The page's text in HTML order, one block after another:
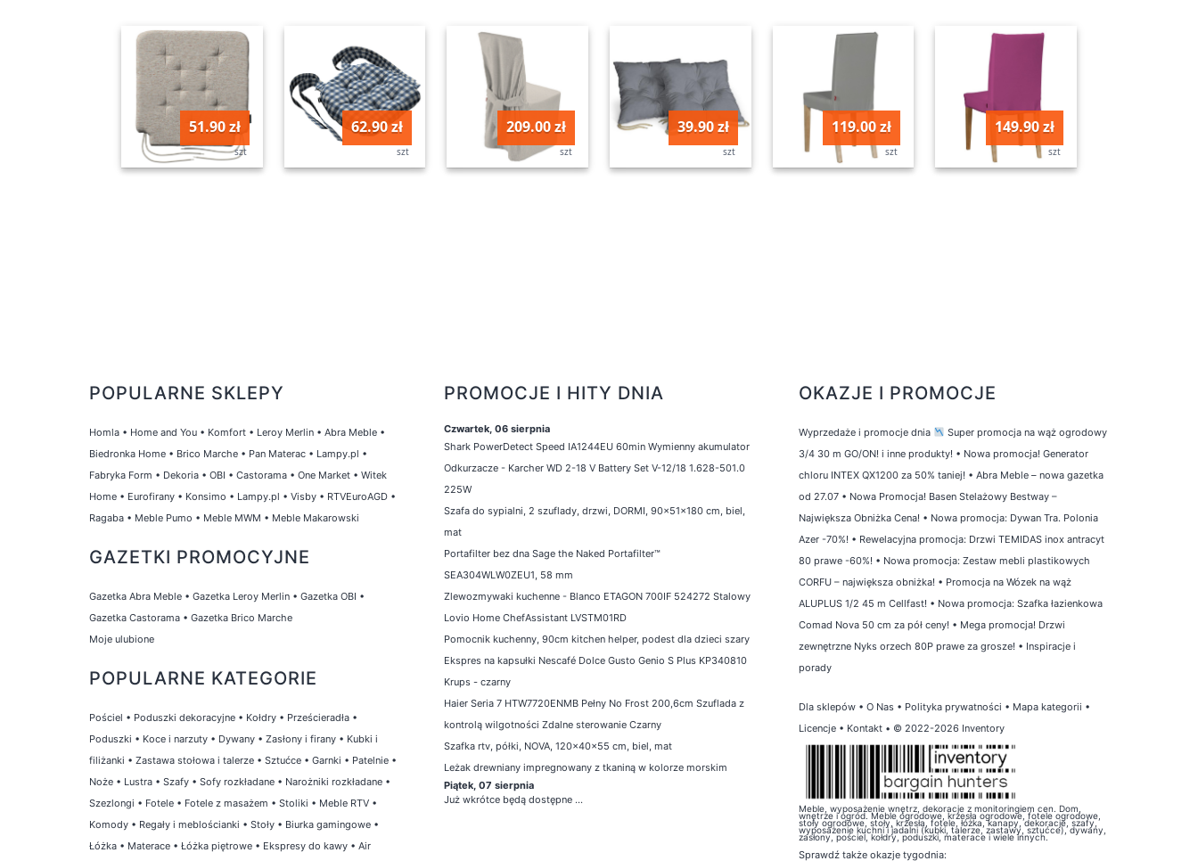
51.90 zł
szt
62.90 zł
szt
209.00 zł
szt
39.90 zł
szt
119.00 zł
szt
149.90 zł
szt
POPULARNE SKLEPY
Homla • Home and You • Komfort • Leroy Merlin • Abra Meble •
Biedronka Home • Brico Marche • Pan Materac • Lampy.pl •
Fabryka Form • Dekoria • OBI • Castorama • One Market • Witek
Home • Eurofirany • Konsimo • Lampy.pl • Visby • RTVEuroAGD •
Ragaba • Meble Pumo • Meble MWM • Meble Makarowski
GAZETKI PROMOCYJNE
Gazetka Abra Meble • Gazetka Leroy Merlin • Gazetka OBI •
Gazetka Castorama • Gazetka Brico Marche
Moje ulubione
POPULARNE KATEGORIE
Pościel • Poduszki dekoracyjne • Kołdry • Prześcieradła •
Poduszki • Koce i narzuty • Dywany • Zasłony i firany • Kubki i
filiżanki • Zastawa stołowa i talerze • Sztućce • Garnki • Patelnie •
Noże • Lustra • Szafy • Sofy rozkładane • Narożniki rozkładane •
Szezlongi • Fotele • Fotele z masażem • Stoliki • Meble RTV •
Komody • Regały i meblościanki • Stoły • Biurka gamingowe •
Łóżka • Materace • Łóżka piętrowe • Ekspresy do kawy • Air
PROMOCJE I HITY DNIA
Czwartek, 06 sierpnia
Shark PowerDetect Speed IA1244EU 60min Wymienny akumulator
Odkurzacze - Karcher WD 2-18 V Battery Set V-12/18 1.628-501.0
225W
Szafa do sypialni, 2 szuflady, drzwi, DORMI, 90x51x180 cm, biel,
mat
Portafilter bez dna Sage the Naked Portafilter™
SEA304WLW0ZEU1, 58 mm
Zlewozmywaki kuchenne - Blanco ETAGON 700IF 524272 Stalowy
Lovio Home ChefAssistant LVSTM01RD
Pomocnik kuchenny, 90cm kitchen helper, podest dla dzieci szary
Ekspres na kapsułki Nescafé Dolce Gusto Genio S Plus KP340810
Krups - czarny
Haier Seria 7 HTW7720ENMB Pełny No Frost 200,6cm Szuflada z
kontrolą wilgotności Zdalne sterowanie Czarny
Szafka rtv, półki, NOVA, 120x40x55 cm, biel, mat
Leżak drewniany impregnowany z tkaniną w kolorze morskim
Piątek, 07 sierpnia
Już wkrótce będą dostępne ...
OKAZJE I PROMOCJE
Wyprzedaże i promocje dnia
Super promocja na wąż ogrodowy
3/4 30 m GO/ON! i inne produkty! • Nowa promocja! Generator
chloru INTEX QX1200 za 50% taniej! • Abra Meble – nowa gazetka
od 27.07 • Nowa Promocja! Basen Stelażowy Bestway –
Największa Obniżka Cena! • Nowa promocja: Dywan Tra. Polonia
Azer -70%! • Rewelacyjna promocja: Drzwi TEMIDAS inox antracyt
80 prawe -60%! • Nowa promocja: Zestaw mebli plastikowych
CORFU – największa obniżka! • Promocja na Wózek na wąż
ALUPLUS 1/2 45 m Cellfast! • Nowa promocja: Szafka łazienkowa
Comad Nova 50 cm za pół ceny! • Mega promocja! Drzwi
zewnętrzne Nyks orzech 80P prawe za grosze! • Inspiracje i
porady
Dla sklepów • O Nas • Polityka prywatności • Mapa kategorii •
Licencje • Kontakt • © 2022-2026 Inventory
Meble, wyposażenie wnętrz, dekoracje z monitoringiem cen. Dom,
wnętrze i ogród. Meble ogrodowe, krzesła ogrodowe, fotele ogrodowe,
stoły ogrodowe, stoły, krzesła, fotele, łóżka, kanapy, dekoracje, szafy,
wyposażenie kuchni i jadalni (kubki, talerze, zastawy, sztućce), dywany,
zasłony, pościel, kołdry, poduszki, materace i wiele innych.
Sprawdź także okazje tygodnia: